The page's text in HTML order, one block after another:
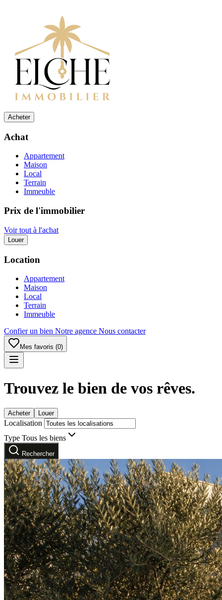
Acheter
Achat
Appartement
Maison
Local
Terrain
Immeuble
Prix de l'immobilier
Voir tout à l'achat
Louer
Location
Appartement
Maison
Local
Terrain
Immeuble
Confier un bien Notre agence Nous contacter
Mes favoris (0)
Trouvez le bien de vos rêves.
Acheter Louer
Localisation
Type Tous les biens
Rechercher